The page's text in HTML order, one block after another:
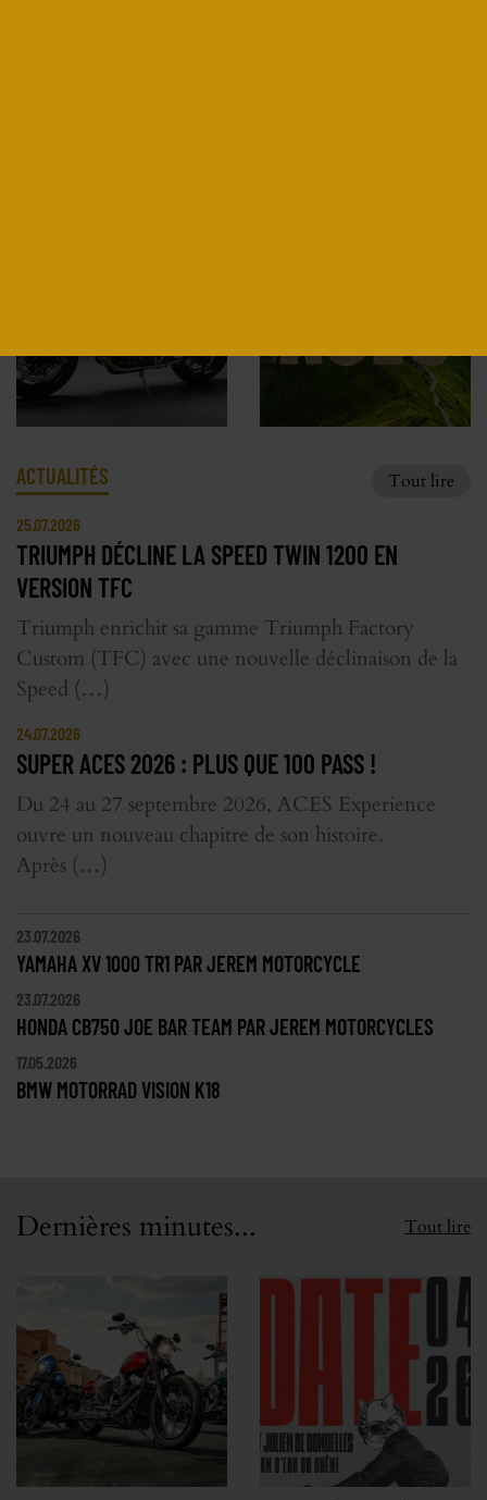
ACTUALITÉS Tout lire
25.07.2026
TRIUMPH DÉCLINE LA SPEED TWIN 1200 EN
VERSION TFC
Triumph enrichit sa gamme Triumph Factory
Custom (TFC) avec une nouvelle déclinaison de la
Speed (…)
24.07.2026
SUPER ACES 2026 : PLUS QUE 100 PASS !
Du 24 au 27 septembre 2026, ACES Experience
ouvre un nouveau chapitre de son histoire.
Après (…)
23.07.2026
YAMAHA XV 1000 TR1 PAR JEREM MOTORCYCLE
23.07.2026
HONDA CB750 JOE BAR TEAM PAR JEREM MOTORCYCLES
17.05.2026
BMW MOTORRAD VISION K18
Dernières minutes... Tout lire